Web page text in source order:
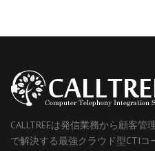
CALLTREEは発信業務から顧客
で解決する最強クラウド型CTIコ